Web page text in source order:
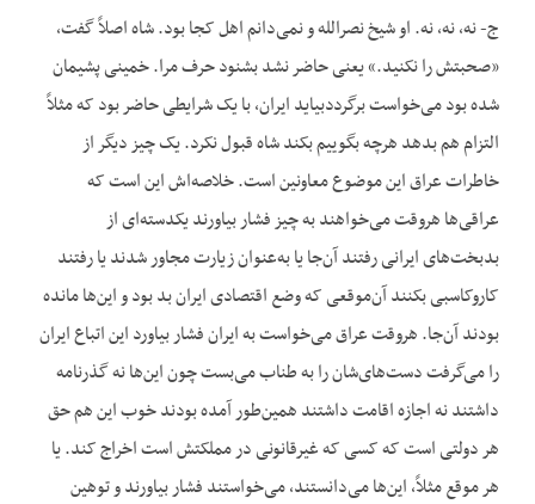
ج- نه، نه، نه. او شیخ نصرالله و نمی‌دانم اهل کجا بود. شاه اصلاً گفت،
«صحبتش را نکنید.» یعنی حاضر نشد بشنود حرف مرا. خمینی پشیمان
شده بود می‌خواست برگرددبیاید ایران، با یک شرایطی حاضر بود که مثلاً
التزام هم بدهد هرچه بگوییم بکند شاه قبول نکرد. یک چیز دیگر از
خاطرات عراق این موضوع معاونین است. خلاصه‌اش این است که
عراقی‌ها هروقت می‌خواهند به چیز فشار بیاورند یکدسته‌ای از
بدبخت‌های ایرانی رفتند آن‌جا یا به‌عنوان زیارت مجاور شدند یا رفتند
کاروکاسبی بکنند آن‌موقعی که وضع اقتصادی ایران بد بود و این‌ها مانده
بودند آن‌جا. هروقت عراق می‌خواست به ایران فشار بیاورد این اتباع ایران
را می‌گرفت دست‌های‌شان را به طناب می‌بست چون این‌ها نه گذرنامه
داشتند نه اجازه اقامت داشتند همین‌طور آمده بودند خوب این هم حق
هر دولتی است که کسی که غیرقانونی در مملکتش است اخراج کند. یا
هر موقع مثلاً، این‌ها می‌دانستند، می‌خواستند فشار بیاورند و توهین